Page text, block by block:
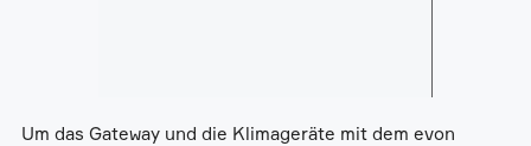
Um das Gateway und die Klimageräte mit dem evon